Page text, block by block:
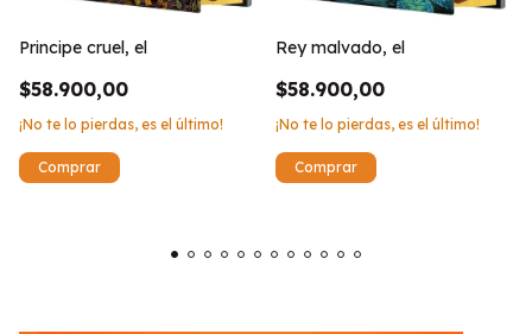
Principe cruel, el
$58.900,00
¡No te lo pierdas, es el último!
Rey malvado, el
$58.900,00
¡No te lo pierdas, es el último!